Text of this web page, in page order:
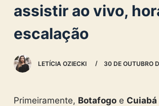
o
n
e
assistir ao vivo,
escalação
LETÍCIA OZIECKI 30 DE OUTUBRO
Primeiramente, Botafogoe Cuiabá